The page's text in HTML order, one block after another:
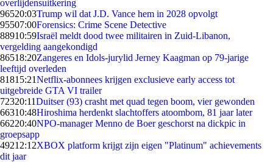
overlijdensuitkering
96520:03Trump wil dat J.D. Vance hem in 2028 opvolgt
95507:00Forensics: Crime Scene Detective
88910:59Israël meldt dood twee militairen in Zuid-Libanon,
vergelding aangekondigd
86518:20Zangeres en Idols-jurylid Jerney Kaagman op 79-jarige
leeftijd overleden
81815:21Netflix-abonnees krijgen exclusieve early access tot
uitgebreide GTA VI trailer
72320:11Duitser (93) crasht met quad tegen boom, vier gewonden
66310:48Hiroshima herdenkt slachtoffers atoombom, 81 jaar later
66220:40NPO-manager Menno de Boer geschorst na dickpic in
groepsapp
49212:12XBOX platform krijgt zijn eigen "Platinum" achievements
dit jaar